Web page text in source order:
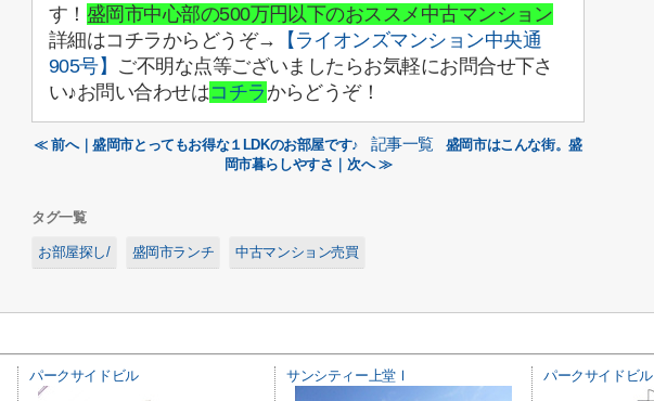
す！ 盛岡市中心部の500万円以下のおススメ中古マンション
詳細はコチラからどうぞ→
【ライオンズマンション中央通
905号】 ご不明な点等ございましたらお気軽にお問合せ下さ
い♪お問い合わせはコチラ からどうぞ！
≪ 前へ｜盛岡市とってもお得な１LDKのお部屋です♪ 記事一覧
盛岡市はこんな街。盛
岡市暮らしやすさ｜次へ ≫
タグ一覧
お部屋探し/ 盛岡市ランチ 中古マンション売買
パークサイドビル サンシティー上堂Ⅰ パークサイドビル